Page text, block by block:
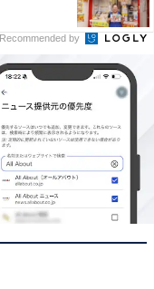
Recommended by